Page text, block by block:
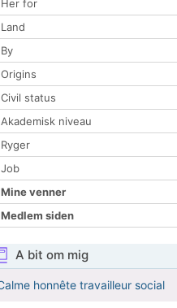
Her for
Land
By
Origins
Civil status
Akademisk niveau
Ryger
Job
Mine venner
Medlem siden
A bit om mig
honnête travailleur social